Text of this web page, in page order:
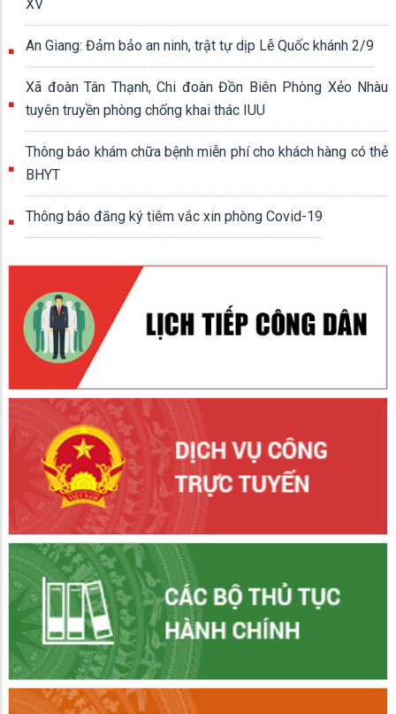
XV
An Giang: Đảm bảo an ninh, trật tự dịp Lễ Quốc khánh 2/9
Xã đoàn Tân Thạnh, Chi đoàn Đồn Biên Phòng Xẻo Nhàu
tuyên truyền phòng chống khai thác IUU
Thông báo khám chữa bệnh miễn phí cho khách hàng có thẻ
BHYT
Thông báo đăng ký tiêm vắc xin phòng Covid-19